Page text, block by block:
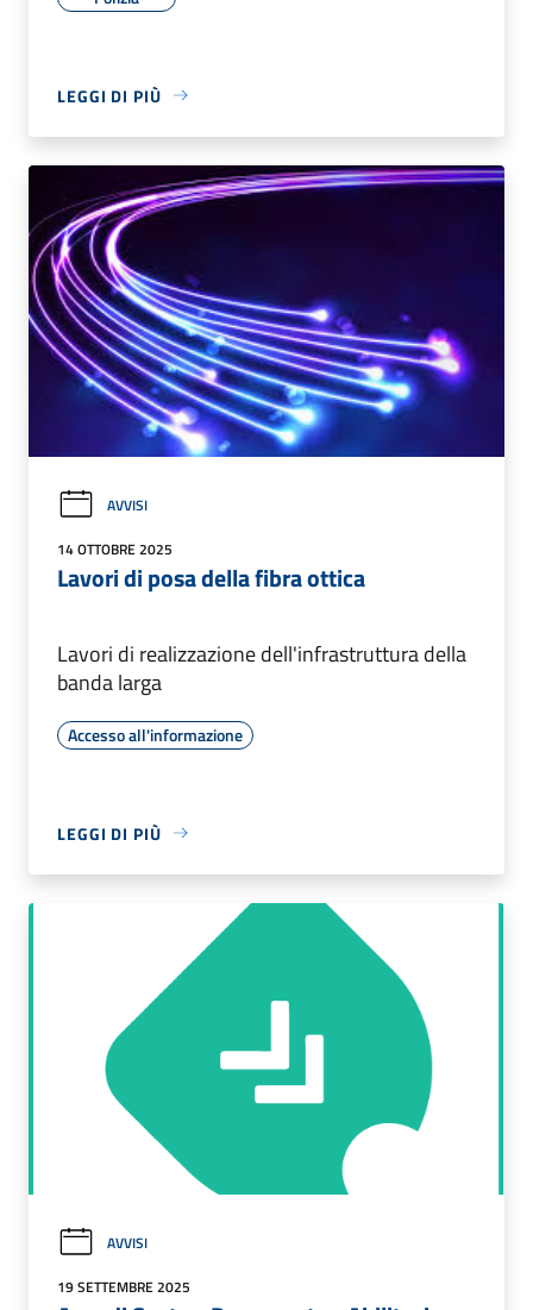
LEGGI DI PIÙ
AVVISI
14 OTTOBRE 2025
Lavori di posa della fibra ottica
Lavori di realizzazione dell'infrastruttura della
banda larga
Accesso all'informazione
LEGGI DI PIÙ
AVVISI
19 SETTEMBRE 2025